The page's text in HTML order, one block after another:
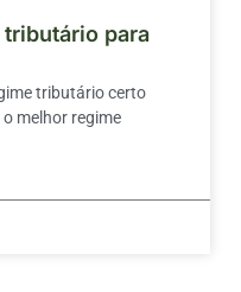
para
tributário certo
melhor regime